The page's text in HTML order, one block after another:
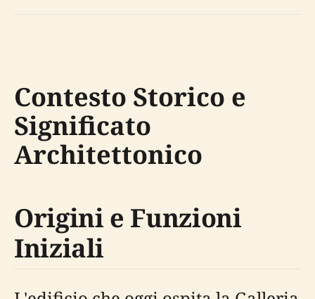
Contesto Storico e
Significato
Architettonico
Origini e Funzioni
Iniziali